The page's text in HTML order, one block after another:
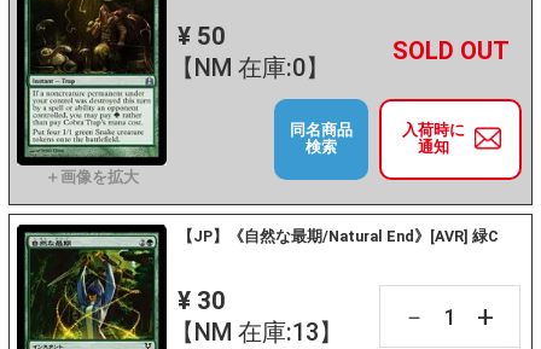
¥ 50
【NM 在庫:0】
－ +
入荷時に
通知
同名商品
検索
【JP】《自然な最期/Natural End》[AVR] 緑C
¥ 30
【NM 在庫:13】
－ +